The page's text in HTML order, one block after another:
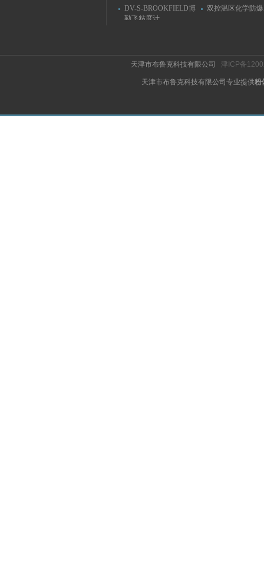
DV-S-BROOKFIELD博
勒飞粘度计
双控温区化学防
天津市布鲁克科技有限公司 津ICP备
天津市布鲁克科技有限公司专业提供粉